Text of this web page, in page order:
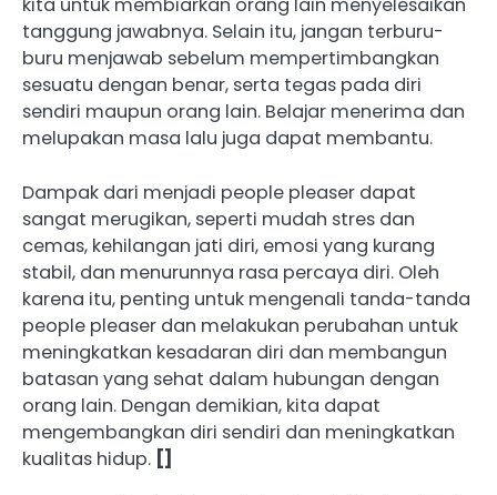
kita untuk membiarkan orang lain menyelesaikan
tanggung jawabnya. Selain itu, jangan terburu-
buru menjawab sebelum mempertimbangkan
sesuatu dengan benar, serta tegas pada diri
sendiri maupun orang lain. Belajar menerima dan
melupakan masa lalu juga dapat membantu.
Dampak dari menjadi people pleaser dapat
sangat merugikan, seperti mudah stres dan
cemas, kehilangan jati diri, emosi yang kurang
stabil, dan menurunnya rasa percaya diri. Oleh
karena itu, penting untuk mengenali tanda-tanda
people pleaser dan melakukan perubahan untuk
meningkatkan kesadaran diri dan membangun
batasan yang sehat dalam hubungan dengan
orang lain. Dengan demikian, kita dapat
mengembangkan diri sendiri dan meningkatkan
kualitas hidup. []